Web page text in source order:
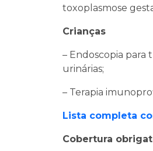
toxoplasmose
Crianças
– Endoscopia
urinárias;
– Terapia
Lista completa
Cobertura